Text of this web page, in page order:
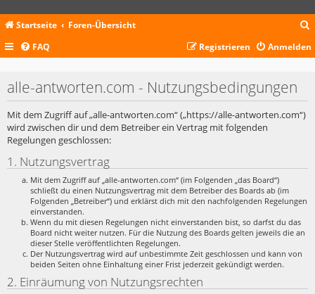
Startseite Foren-Übersicht
c
FAQ Anmelden
Registrieren
alle-antworten.com - Nutzungsbedingungen
Mit dem Zugriff auf „alle-antworten.com“ („https://alle-antworten.com“)
wird zwischen dir und dem Betreiber ein Vertrag mit folgenden
Regelungen geschlossen:
1. Nutzungsvertrag
Mit dem Zugriff auf „alle-antworten.com“ (im Folgenden „das Board“)
schließt du einen Nutzungsvertrag mit dem Betreiber des Boards ab (im
Folgenden „Betreiber“) und erklärst dich mit den nachfolgenden Regelungen
einverstanden.
Wenn du mit diesen Regelungen nicht einverstanden bist, so darfst du das
Board nicht weiter nutzen. Für die Nutzung des Boards gelten jeweils die an
dieser Stelle veröffentlichten Regelungen.
Der Nutzungsvertrag wird auf unbestimmte Zeit geschlossen und kann von
beiden Seiten ohne Einhaltung einer Frist jederzeit gekündigt werden.
2. Einräumung von Nutzungsrechten